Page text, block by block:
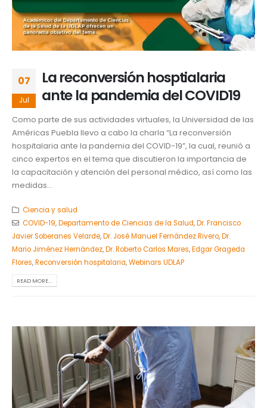
07
Jul
La reconversión hosptialaria
ante la pandemia del COVID19
Como parte de sus actividades virtuales, la Universidad de las
Américas Puebla llevo a cabo la charla “La reconversión
hospitalaria ante la pandemia del COVID-19”, la cual, reunió a
cinco expertos en el tema que discutieron la importancia de
la capacitación y atención del personal médico, así como las
medidas...
Ciencia y salud
COVID-19,Departamento de Ciencias de la Salud,Dr. Francisco
Javier Soberanes Velarde,Dr. José Manuel Fernández Rivero,Dr.
Mario Jiménez Hernández,Dr. Roberto Carlos Mares,Edgar Grageda
Flores,Reconversión hospitalaria,Webinars UDLAP
READ MORE...